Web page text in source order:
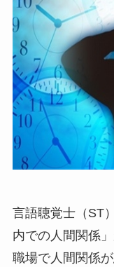
言語聴覚士（ST
内での人間関係
職場で人間関係